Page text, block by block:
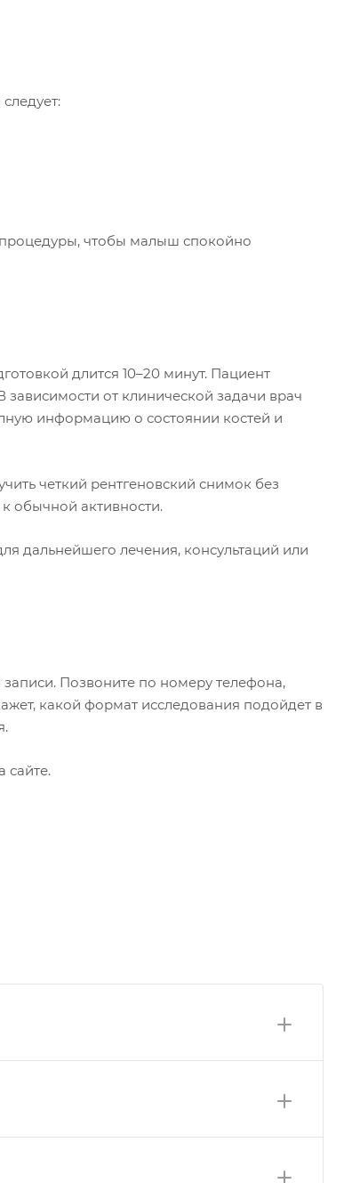
процедуры, чтобы малыш спокойно
длится 10–20 минут. Пациент
от клинической задачи врач
информацию о состоянии костей и
четкий рентгеновский снимок без
обычной активности.
дальнейшего лечения, консультаций или
Позвоните по номеру телефона,
какой формат исследования подойдет в
сайте.